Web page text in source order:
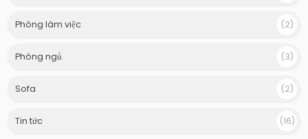
Phòng làm việc (2)
Phòng ngủ (3)
Sofa (2)
Tin tức (16)